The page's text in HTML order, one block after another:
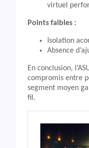
virtuel
Points faibles :
Isolation
Absence
En conclusion,
compromis entre
segment moyen
fil.